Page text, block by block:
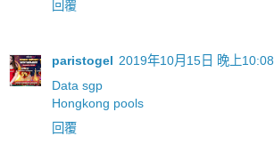
回覆
paristogel 2019年10月15日 晚上10:08
Data sgp
Hongkong pools
回覆